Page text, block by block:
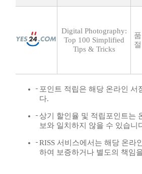
Digital Photography:
Top 100 Simplified
Tips & Tricks
품
절
포인트 적립은 해당 온라인 서
다.
상기 할인율 및 적립포인트는
보와 일치하지 않을 수 있습니
RISS 서비스에서는 해당 온라
하여 보증하거나 별도의 책임